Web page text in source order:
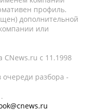
профиль.
дополнительной
или
CNews.ru c 11.1998
разбора -